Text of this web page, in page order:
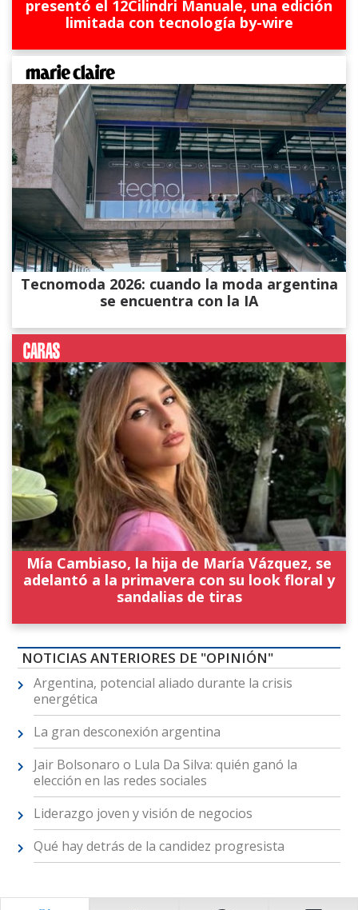
presentó el 12Cilindri Manuale, una edición
limitada con tecnología by-wire
Tecnomoda 2026: cuando la moda argentina
se encuentra con la IA
Mía Cambiaso, la hija de María Vázquez, se
adelantó a la primavera con su look floral y
sandalias de tiras
NOTICIAS ANTERIORES DE "OPINIÓN"
Argentina, potencial aliado durante la crisis
energética
La gran desconexión argentina
Jair Bolsonaro o Lula Da Silva: quién ganó la
elección en las redes sociales
Liderazgo joven y visión de negocios
Qué hay detrás de la candidez progresista